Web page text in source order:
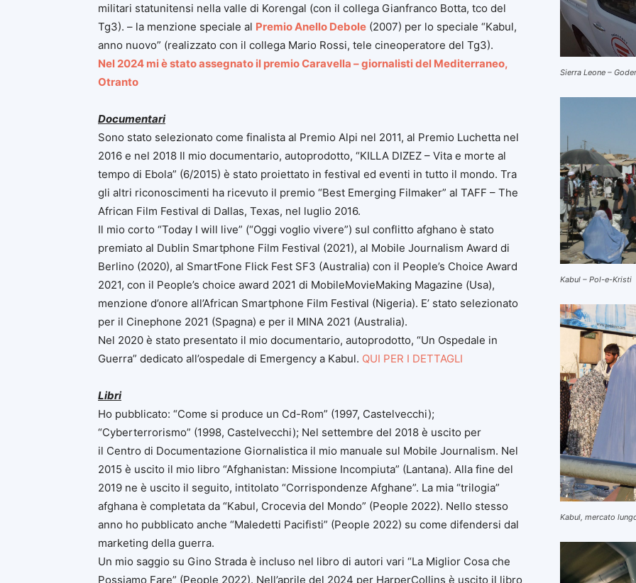
militari statunitensi nella valle di Korengal (con il collega Gianfranco Botta, tco del
Tg3). – la menzione speciale al Premio Anello Debole (2007) per lo speciale “Kabul,
anno nuovo” (realizzato con il collega Mario Rossi, tele cineoperatore del Tg3).
Nel 2024 mi è stato assegnato il premio Caravella – giornalisti del Mediterraneo,
Otranto
Documentari
Sono stato selezionato come finalista al Premio Alpi nel 2011, al Premio Luchetta nel
2016 e nel 2018 Il mio documentario, autoprodotto, “KILLA DIZEZ – Vita e morte al
tempo di Ebola” (6/2015) è stato proiettato in festival ed eventi in tutto il mondo. Tra
gli altri riconoscimenti ha ricevuto il premio “Best Emerging Filmaker” al TAFF – The
African Film Festival di Dallas, Texas, nel luglio 2016.
Il mio corto “Today I will live” (“Oggi voglio vivere”) sul conflitto afghano è stato
premiato al Dublin Smartphone Film Festival (2021), al Mobile Journalism Award di
Berlino (2020), al SmartFone Flick Fest SF3 (Australia) con il People’s Choice Award
2021, con il People’s choice award 2021 di MobileMovieMaking Magazine (Usa),
menzione d’onore all’African Smartphone Film Festival (Nigeria). E’ stato selezionato
per il Cinephone 2021 (Spagna) e per il MINA 2021 (Australia).
Nel 2020 è stato presentato il mio documentario, autoprodotto, “Un Ospedale in
Guerra” dedicato all’ospedale di Emergency a Kabul. QUI PER I DETTAGLI
Libri
Ho pubblicato: “Come si produce un Cd-Rom” (1997, Castelvecchi);
“Cyberterrorismo” (1998, Castelvecchi); Nel settembre del 2018 è uscito per
il Centro di Documentazione Giornalistica il mio manuale sul Mobile Journalism. Nel
2015 è uscito il mio libro “Afghanistan: Missione Incompiuta” (Lantana). Alla fine del
2019 ne è uscito il seguito, intitolato “Corrispondenze Afghane”. La mia “trilogia”
afghana è completata da “Kabul, Crocevia del Mondo” (People 2022). Nello stesso
anno ho pubblicato anche “Maledetti Pacifisti” (People 2022) su come difendersi dal
marketing della guerra.
Un mio saggio su Gino Strada è incluso nel libro di autori vari “La Miglior Cosa che
Possiamo Fare” (People 2022). Nell’aprile del 2024 per HarperCollins è uscito il libro
Sierra Leone –
Kabul – Pol-e-Kristi
Kabul, mercato